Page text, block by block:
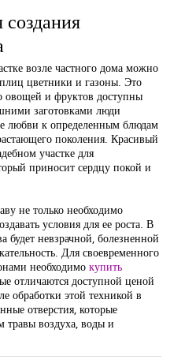
возле частного дома можно
цветники и газоны. Это
овощей и фруктов доступны
заготовками люди
любви к определенным блюдам
поколения. Красивый
участке для
приносит сердцу покой и
не только необходимо
условия для ее роста. В
будет невзрачной, болезненной
Для своевременного
необходимо купить
отличаются доступной ценой
обработки этой техникой в
отверстия, которые
травы воздуха, воды и